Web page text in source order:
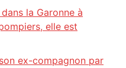
la Garonne à
elle est
ex-compagnon par